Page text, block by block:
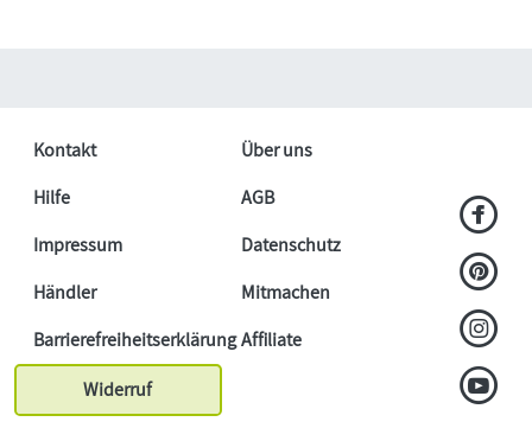
Kontakt
Über uns
Hilfe
AGB
Impressum
Datenschutz
Händler
Mitmachen
BarrierefreiheitserklärungAffiliate
Widerruf